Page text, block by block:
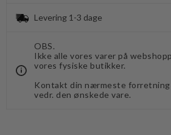
Levering 1-3 dage
OBS.
Ikke alle vores varer på
vores fysiske butikker.
Kontakt din nærmeste
vedr. den ønskede vare.